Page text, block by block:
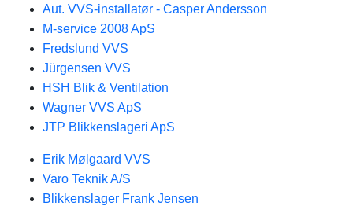
Aut. VVS-installatør - Casper Andersson
M-service 2008 ApS
Fredslund VVS
Jürgensen VVS
HSH Blik & Ventilation
Wagner VVS ApS
JTP Blikkenslageri ApS
Erik Mølgaard VVS
Varo Teknik A/S
Blikkenslager Frank Jensen